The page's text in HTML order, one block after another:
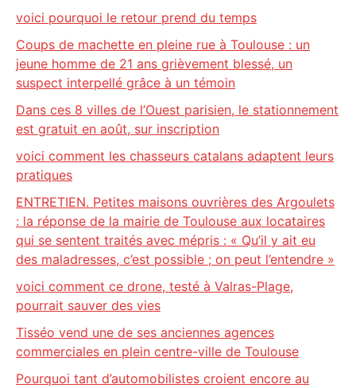
voici pourquoi le retour prend du temps
Coups de machette en pleine rue à Toulouse : un
jeune homme de 21 ans grièvement blessé, un
suspect interpellé grâce à un témoin
Dans ces 8 villes de l’Ouest parisien, le stationnement
est gratuit en août, sur inscription
voici comment les chasseurs catalans adaptent leurs
pratiques
ENTRETIEN. Petites maisons ouvrières des Argoulets
: la réponse de la mairie de Toulouse aux locataires
qui se sentent traités avec mépris : « Qu’il y ait eu
des maladresses, c’est possible ; on peut l’entendre »
voici comment ce drone, testé à Valras-Plage,
pourrait sauver des vies
Tisséo vend une de ses anciennes agences
commerciales en plein centre-ville de Toulouse
Pourquoi tant d’automobilistes croient encore au